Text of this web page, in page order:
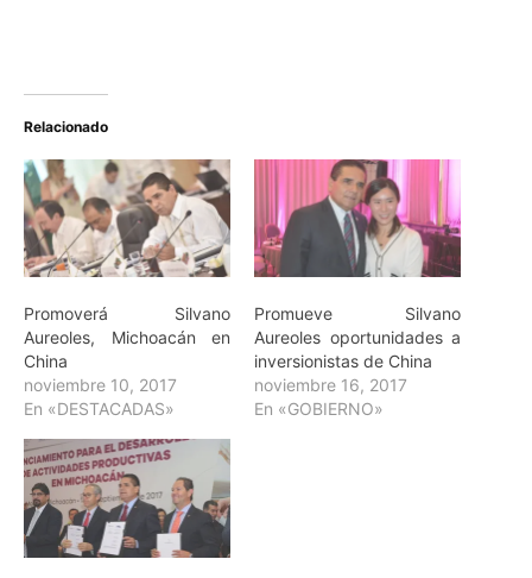
Relacionado
Promoverá Silvano
Aureoles, Michoacán en
China
noviembre 10, 2017
En «DESTACADAS»
Promueve Silvano
Aureoles oportunidades a
inversionistas de China
noviembre 16, 2017
En «GOBIERNO»